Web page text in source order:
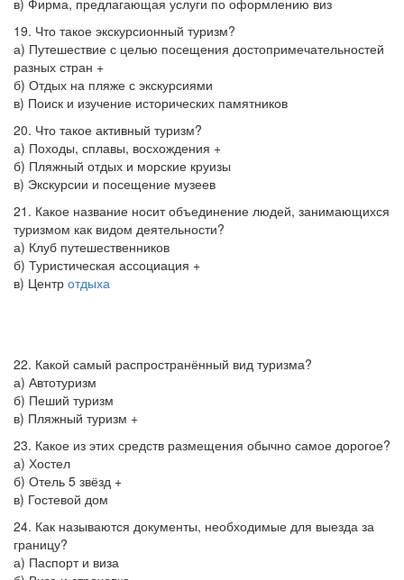
в) Фирма, предлагающая услуги по оформлению виз
19. Что такое экскурсионный туризм?
а) Путешествие с целью посещения достопримечательностей
разных стран +
б) Отдых на пляже с экскурсиями
в) Поиск и изучение исторических памятников
20. Что такое активный туризм?
а) Походы, сплавы, восхождения +
б) Пляжный отдых и морские круизы
в) Экскурсии и посещение музеев
21. Какое название носит объединение людей, занимающихся
туризмом как видом деятельности?
а) Клуб путешественников
б) Туристическая ассоциация +
в) Центр отдыха
22. Какой самый распространённый вид туризма?
а) Автотуризм
б) Пеший туризм
в) Пляжный туризм +
23. Какое из этих средств размещения обычно самое дорогое?
а) Хостел
б) Отель 5 звёзд +
в) Гостевой дом
24. Как называются документы, необходимые для выезда за
границу?
а) Паспорт и виза